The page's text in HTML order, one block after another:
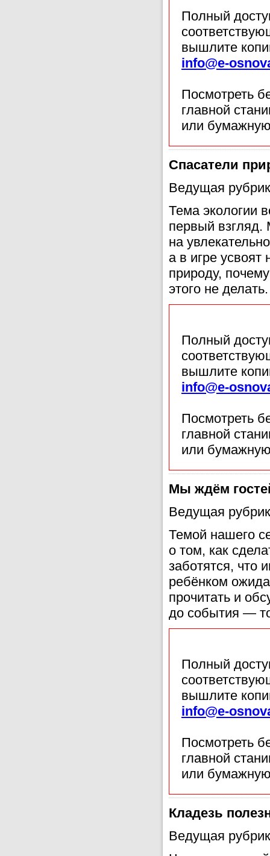
Полный
вышлите
info@e-
Посмотреть
главной
или
Спасатели
Ведущая
Тема экологии
первый взгляд.
на
а в игре
природу,
этого не делать.
Полный
вышлите
info@e-
Посмотреть
главной
или
Мы ждём
Ведущая
Темой нашего
о том, как
заботятся, что
ребёнком
прочитать и
до события —
Полный
вышлите
info@e-
Посмотреть
главной
или
Кладезь
Ведущая